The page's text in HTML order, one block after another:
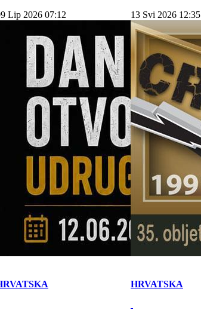
Lip 2026 07:12 13 Svi 2026 12:35
HRVATSKA